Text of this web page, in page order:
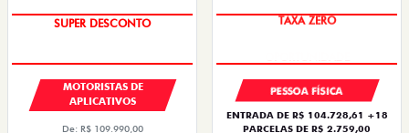
SUPER DESCONTO
MOTORISTAS DE
APLICATIVOS
De: R$ 109.990,00
TAXA ZERO
PESSOA FÍSICA
ENTRADA DE R$ 104.728,61 +18
PARCELAS DE R$ 2.759,00